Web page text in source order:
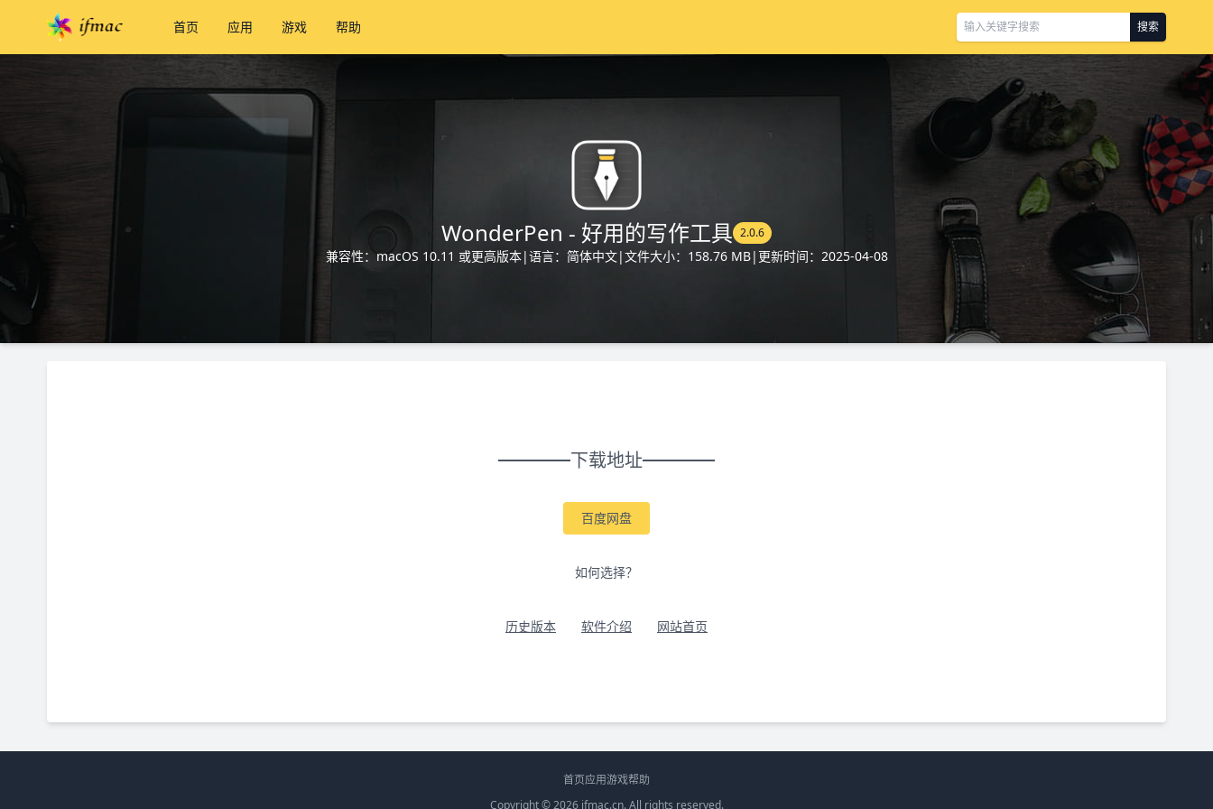
首页 应用 游戏 帮助 搜索
WonderPen - 好用的写作工具 2.0.6
兼容性：macOS 10.11 或更高版本|语言：简体中文|文件大小：158.76 MB| 更新时间：2025-04-08
下载地址
百度网盘
如何选择？
历史版本 软件介绍 网站首页
首页应用游戏帮助
Copyright © 2026 ifmac.cn. All rights reserved.